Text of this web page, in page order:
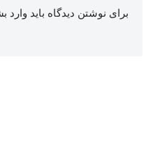
برای نوشتن دیدگاه باید وارد